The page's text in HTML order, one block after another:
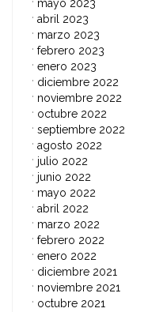
mayo 2023
abril 2023
marzo 2023
febrero 2023
enero 2023
diciembre 2022
noviembre 2022
octubre 2022
septiembre 2022
agosto 2022
julio 2022
junio 2022
mayo 2022
abril 2022
marzo 2022
febrero 2022
enero 2022
diciembre 2021
noviembre 2021
octubre 2021